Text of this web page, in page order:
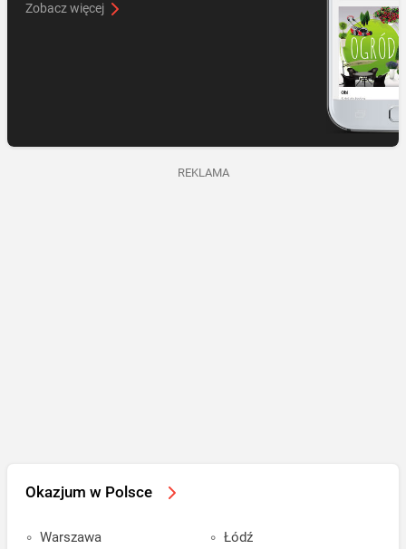
Zobacz więcej
REKLAMA
Okazjum w Polsce
Warszawa
Łódź